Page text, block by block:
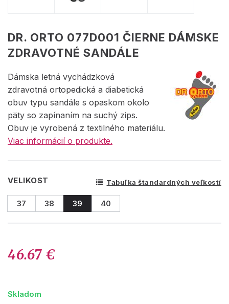
DR. ORTO 077D001 ČIERNE DÁMSKE
ZDRAVOTNÉ SANDÁLE
Dámska letná vychádzková
zdravotná ortopedická a diabetická
obuv typu sandále s opaskom okolo
päty so zapínaním na suchý zips.
Obuv je vyrobená z textilného materiálu.
Viac informácií o produkte.
VELIKOST Tabuľka štandardných veľkostí
37 38 39 40
46.67 €
Skladom